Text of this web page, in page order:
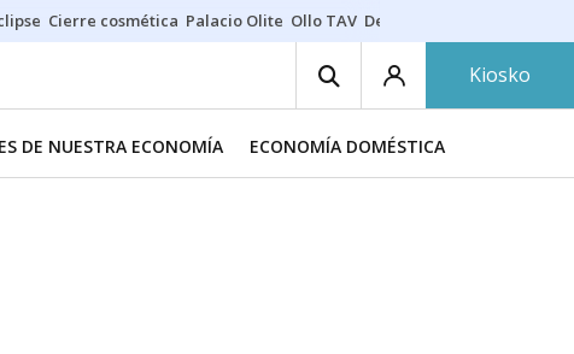
Cierre cosmética Palacio Olite Ollo TAV Derrama vecinos
Kiosko
DE NUESTRA ECONOMÍA ECONOMÍA DOMÉSTICA